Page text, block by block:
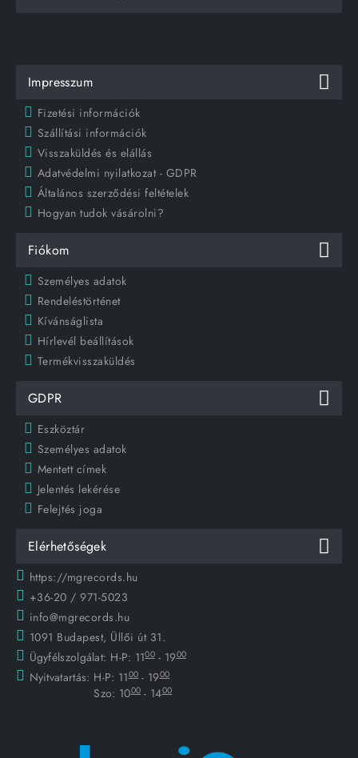
Impresszum
Fizetési információk
Szállítási információk
Visszaküldés és elállás
Adatvédelmi nyilatkozat - GDPR
Általános szerződési feltételek
Hogyan tudok vásárolni?
Fiókom
Személyes adatok
Rendeléstörténet
Kívánságlista
Hírlevél beállítások
Termékvisszaküldés
GDPR
Eszköztár
Személyes adatok
Mentett címek
Jelentés lekérése
Felejtés joga
Elérhetőségek
https://mgrecords.hu
+36-20 / 971-5023
info@mgrecords.hu
1091 Budapest, Üllői út 31.
Ügyfélszolgálat: H-P: 1100 - 1900
Nyitvatartás: H-P: 1100 - 1900
Szo: 1000 - 1400